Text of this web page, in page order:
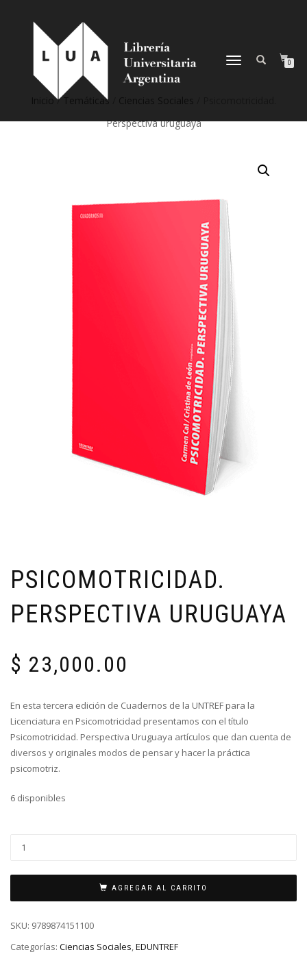
NAVEGACIÓN
0
Inicio/ Temáticas
Perspectiva uruguaya
PSICOMOTRICIDAD.
PERSPECTIVA URUGUAYA
$ 23,000.00
En esta tercera edición de Cuadernos de la UNTREF para la
Licenciatura en Psicomotricidad presentamos con el título
Psicomotricidad. Perspectiva Uruguaya artículos que dan cuenta de
diversos y originales modos de pensar y hacer la práctica
psicomotriz.
6 disponibles
AGREGAR AL CARRITO
SKU: 9789874151100
Categorías: Ciencias Sociales,EDUNTREF